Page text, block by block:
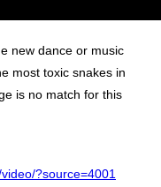
new dance or music
most toxic snakes in
is no match for this
?source=4001